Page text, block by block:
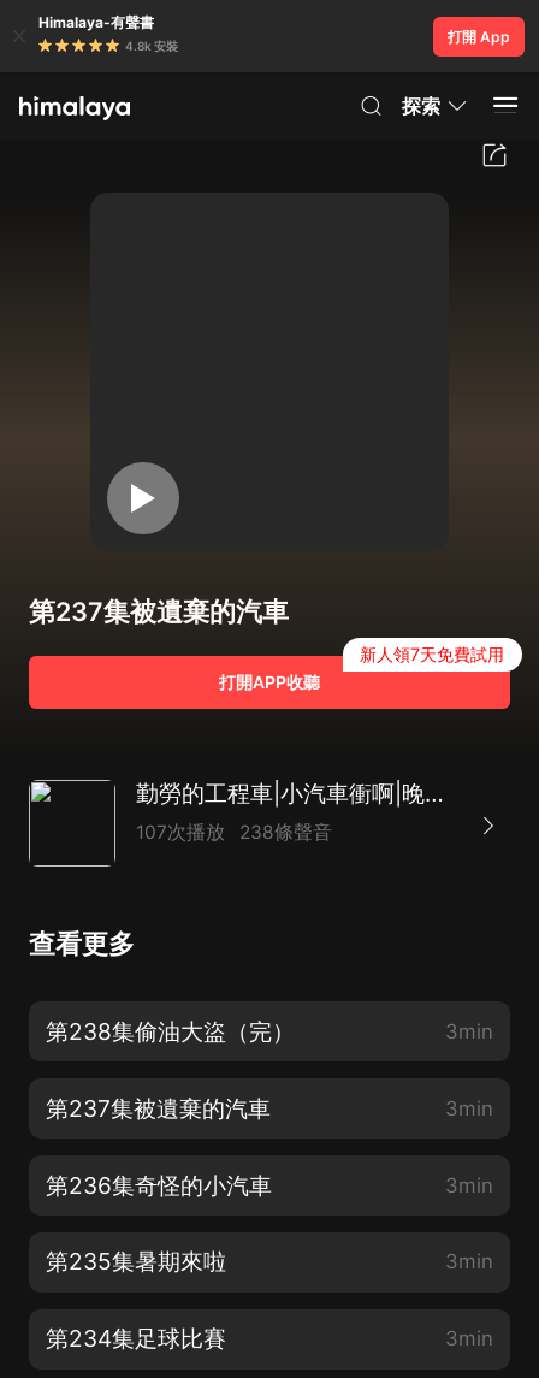
Himalaya-有聲書
4.8k 安裝
打開 App
探索
第237集被遺棄的汽車
打開APP收聽
新人領7天免費試用
勤勞的工程車|小汽車衝啊|晚安睡前故事|小汽車故事集|奇特的小汽車|爆笑工程車
107次播放 238條聲音
查看更多
第238集偷油大盜（完） 3min
第237集被遺棄的汽車 3min
第236集奇怪的小汽車 3min
第235集暑期來啦 3min
第234集足球比賽 3min